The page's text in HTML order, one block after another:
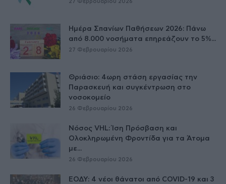
27 Φεβρουαρίου 2026
Ημέρα Σπανίων Παθήσεων 2026: Πάνω
από 8.000 νοσήματα επηρεάζουν το 5%...
27 Φεβρουαρίου 2026
Θριάσιο: 4ωρη στάση εργασίας την
Παρασκευή και συγκέντρωση στο
νοσοκομείο
26 Φεβρουαρίου 2026
Νόσος VHL: Ίση Πρόσβαση και
Ολοκληρωμένη Φροντίδα για τα Άτομα
με...
26 Φεβρουαρίου 2026
ΕΟΔΥ: 4 νέοι θάνατοι από COVID-19 και 3